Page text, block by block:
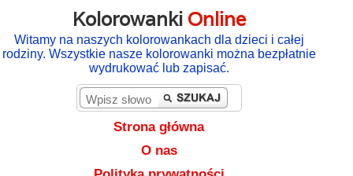
Kolorowanki Online
Witamy na naszych kolorowankach dla dzieci i całej
rodziny. Wszystkie nasze kolorowanki można bezpłatnie
wydrukować lub zapisać.
Strona główna
O nas